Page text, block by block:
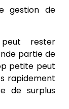
gestion de
peut rester
partie de
petite peut
rapidement
de surplus